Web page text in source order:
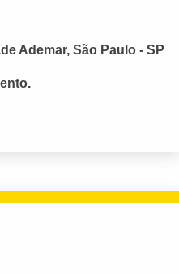
Ademar, São Paulo - SP